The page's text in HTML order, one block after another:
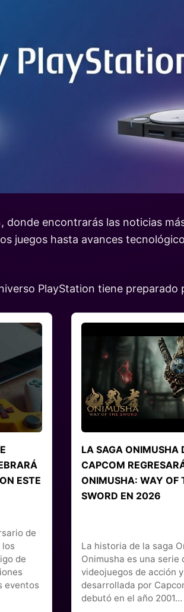
encontrarás las noticias
juegos hasta avances
PlayStation tiene preparado
ESTE
de
los
de
eventos
LA SAGA ONIMUSHA
CAPCOM
ONIMUSHA: WAY OF
SWORD EN 2026
La historia de la saga
Onimusha es una serie
videojuegos de acción
desarrollada por
debutó en el año 2001…